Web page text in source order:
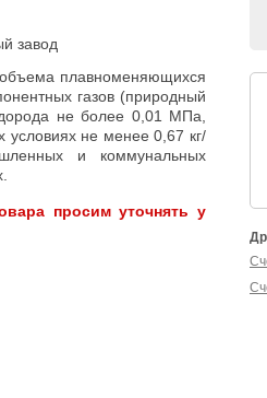
завод
плавноменяющихся
газов (природный
не более 0,01 МПа,
условиях не менее 0,67 кг/
и коммунальных
просим уточнять у